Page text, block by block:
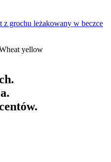
grochu leżakowany w beczce